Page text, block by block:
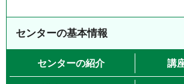
センターの基本情報
センターの紹介 講